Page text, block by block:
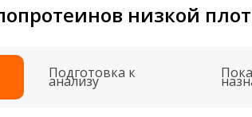
Комплексный анализ на
Сдать клеща на анализ для
низкой
Подготовка к
анализу